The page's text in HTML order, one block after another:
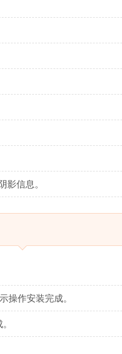
影信息。
操作安装完成。